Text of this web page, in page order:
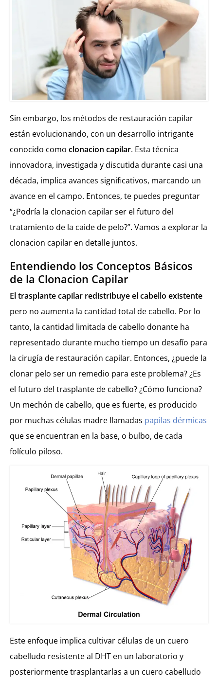
Sin embargo, los métodos de restauración capilar
están evolucionando, con un desarrollo intrigante
conocido como clonacion capilar. Esta técnica
innovadora, investigada y discutida durante casi una
década, implica avances significativos, marcando un
avance en el campo. Entonces, te puedes preguntar
“¿Podría la clonacion capilar ser el futuro del
tratamiento de la caide de pelo?”. Vamos a explorar la
clonacion capilar en detalle juntos.
Entendiendo los Conceptos Básicos
de la Clonacion Capilar
El trasplante capilar redistribuye el cabello existente
pero no aumenta la cantidad total de cabello. Por lo
tanto, la cantidad limitada de cabello donante ha
representado durante mucho tiempo un desafío para
la cirugía de restauración capilar. Entonces, ¿puede la
clonar pelo ser un remedio para este problema? ¿Es
el futuro del trasplante de cabello? ¿Cómo funciona?
Un mechón de cabello, que es fuerte, es producido
por muchas células madre llamadas papilas dérmicas
que se encuentran en la base, o bulbo, de cada
folículo piloso.
Este enfoque implica cultivar células de un cuero
cabelludo resistente al DHT en un laboratorio y
posteriormente trasplantarlas a un cuero cabelludo